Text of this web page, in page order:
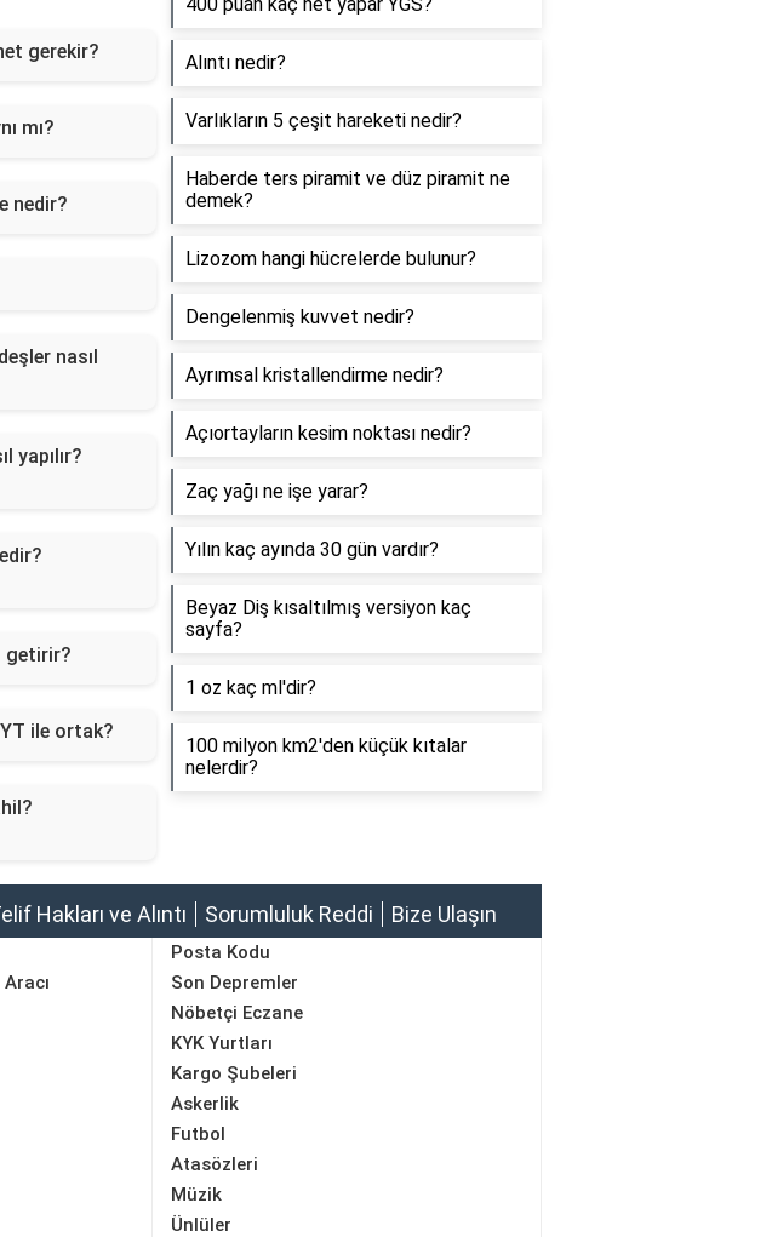
gerekir?
mı?
nedir?
nasıl
yapılır?
getirir?
ile ortak?
Alıntı nedir?
Varlıkların 5 çeşit hareketi nedir?
Haberde ters piramit ve düz piramit ne
demek?
Lizozom hangi hücrelerde bulunur?
Dengelenmiş kuvvet nedir?
Ayrımsal kristallendirme nedir?
Açıortayların kesim noktası nedir?
Zaç yağı ne işe yarar?
Yılın kaç ayında 30 gün vardır?
Beyaz Diş kısaltılmış versiyon kaç
sayfa?
1 oz kaç ml'dir?
100 milyon km2'den küçük kıtalar
nelerdir?
Hakları ve Alıntı Sorumluluk Reddi Bize Ulaşın
Posta Kodu
Son Depremler
Nöbetçi Eczane
KYK Yurtları
Kargo Şubeleri
Askerlik
Futbol
Atasözleri
Müzik
Ünlüler